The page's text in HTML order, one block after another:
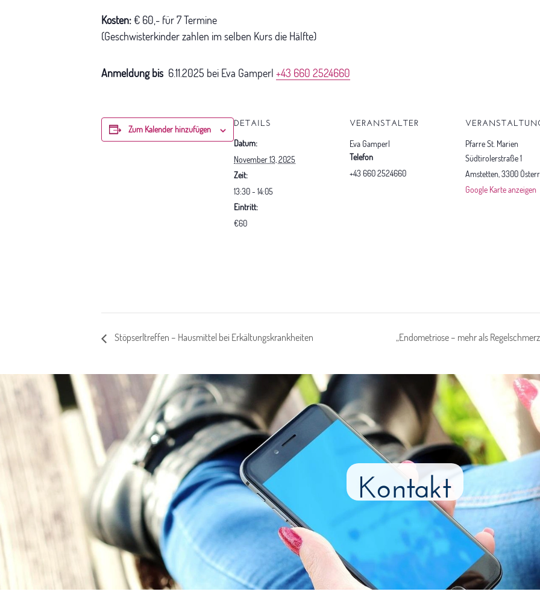
Kosten:€ 60,- für 7 Termine
(Geschwisterkinder zahlen im selben Kurs die Hälfte)
Anmeldung bis 6.11.2025 bei Eva Gamperl +43 660 2524660
Zum Kalender hinzufügen
DETAILS
Datum:
November 13, 2025
Zeit:
13:30 - 14:05
Eintritt:
€60
VERANSTALTER
Eva Gamperl
Telefon
+43 660 2524660
Pfarre St. Marien
Südtirolerstraße 1
Amstetten 3300
Google Karte anzeigen
Stöpserltreffen – Hausmittel bei Erkältungskrankheiten „Endometriose – mehr als
Kontakt